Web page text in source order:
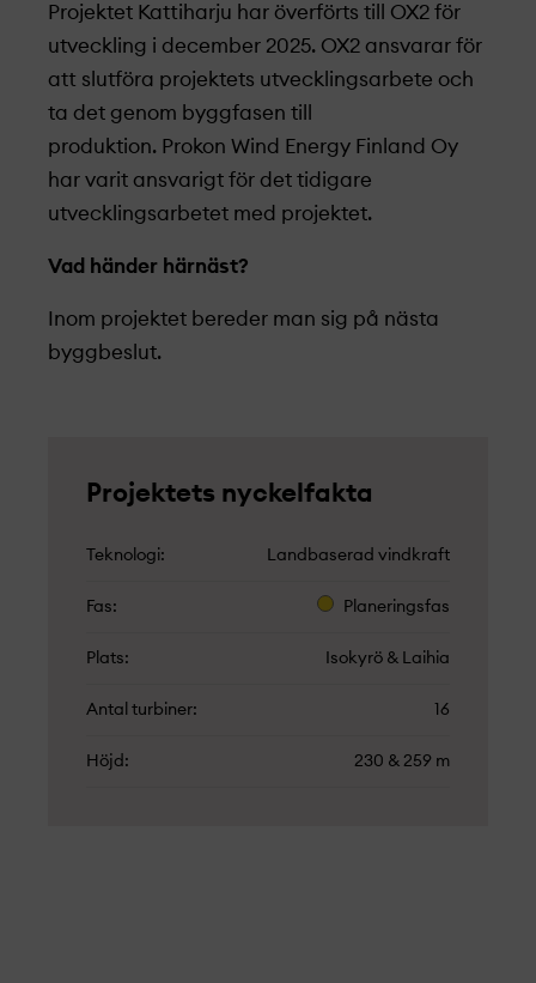
Projekt­et Kattiharju har överförts till OX2 för
utveckling i december 2025. OX2 ansvarar för
att slutföra projekt­ets utvecklingsarbete och
ta det genom byggfasen till
produktion. Prokon Wind Energy Finland Oy
har varit ansvarigt för det tidigare
utvecklingsarbetet med projekt­et.
Vad händer härnäst?
Inom projekt­et bereder man sig på nästa
byggbeslut.
Projekt­ets nyckelfakta
Teknologi Landbaserad vindkraft
Fas Planeringsfas
Plats Isokyrö & Laihia
Antal turbiner 16
Höjd 230 & 259 m